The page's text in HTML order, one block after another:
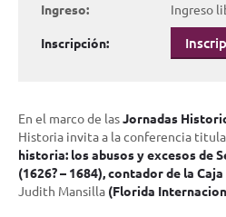
Ingreso:
Ingreso
Inscripción:
En el marco de lasJornadas
Historia invita a la conferencia
historia: los abusos y excesos de
(1626? – 1684), contador de la
Judith Mansilla (Florida